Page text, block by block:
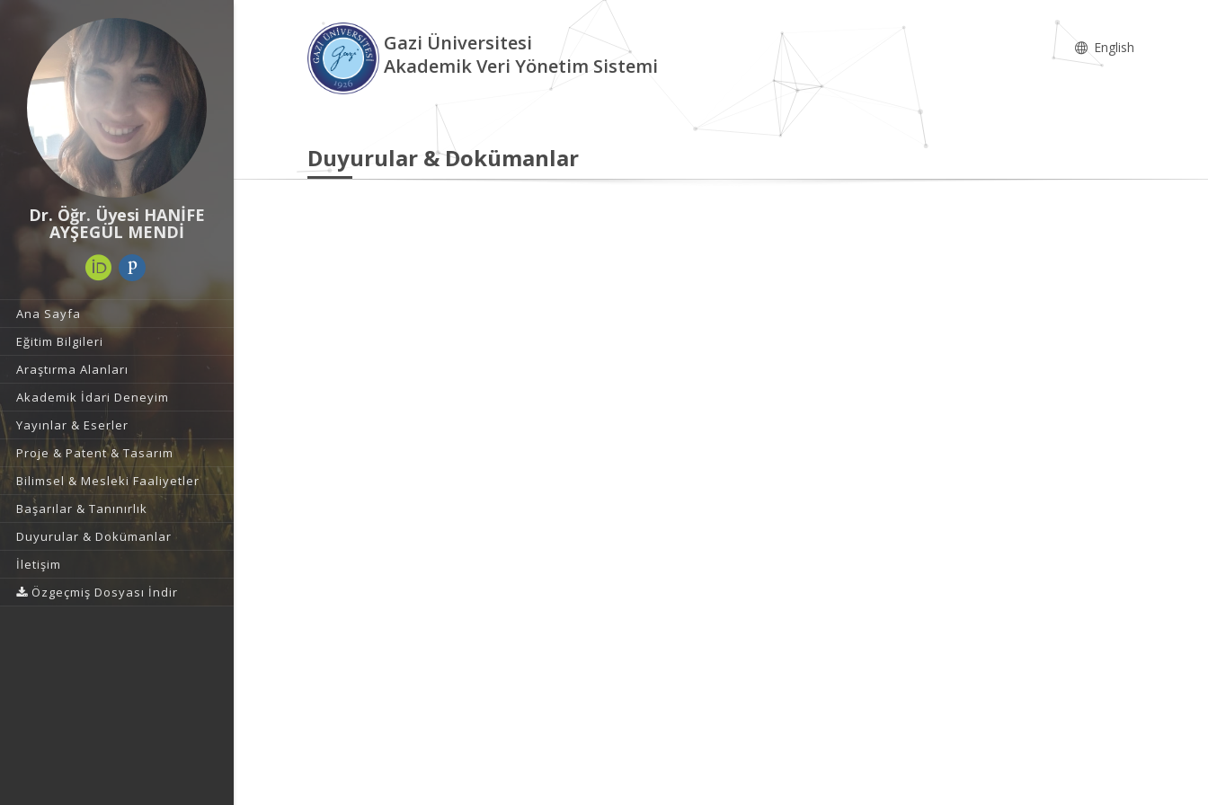
Dr. Öğr. Üyesi HANİFE
AYŞEGÜL MENDİ
Ana Sayfa
Eğitim Bilgileri
Araştırma Alanları
Akademik İdari Deneyim
Yayınlar & Eserler
Proje & Patent & Tasarım
Bilimsel & Mesleki Faaliyetler
Başarılar & Tanınırlık
Duyurular & Dokümanlar
İletişim
Özgeçmiş Dosyası İndir
Gazi Üniversitesi
Akademik Veri Yönetim Sistemi
English
Duyurular & Dokümanlar